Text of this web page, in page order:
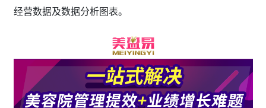
经营数据及数据分析图表。